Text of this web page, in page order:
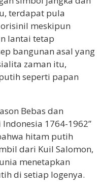
terdapat pula
meskipun
lantai tetap
bangunan asal yang
zaman itu,
seperti papan
Bebas dan
1764-1962”
hitam putih
dari Kuil Salomon,
menetapkan
di setiap logenya.